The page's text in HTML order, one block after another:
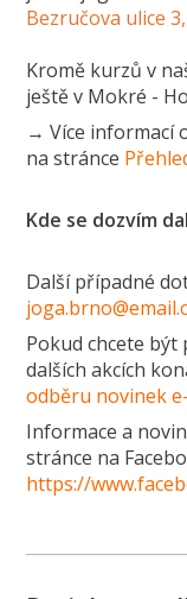
Bezručova ulice
Kromě kurzů v
ještě v Mokré -
→ Více informací
na stránce
Kde se dozvím
Další případné
Pokud chcete
dalších akcích
odběru novinek
Informace a
stránce na
https://